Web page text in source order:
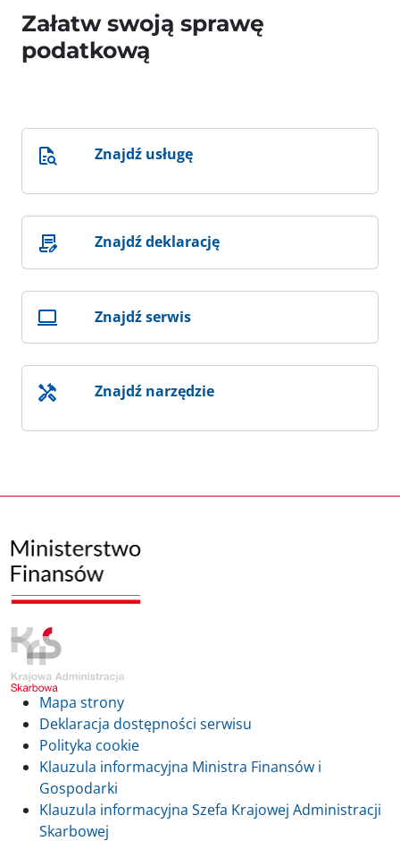
Załatw swoją sprawę
podatkową
Znajdź usługę
Znajdź deklarację
Znajdź serwis
Znajdź narzędzie
Mapa strony
Deklaracja dostępności serwisu
Polityka cookie
Klauzula informacyjna Ministra Finansów i
Gospodarki
Klauzula informacyjna Szefa Krajowej Administracji
Skarbowej